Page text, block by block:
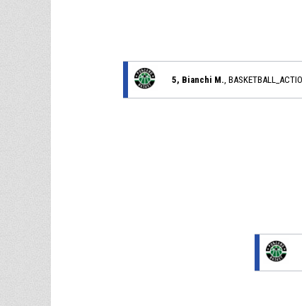
5, Bianchi M. ,